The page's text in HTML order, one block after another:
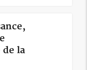
la